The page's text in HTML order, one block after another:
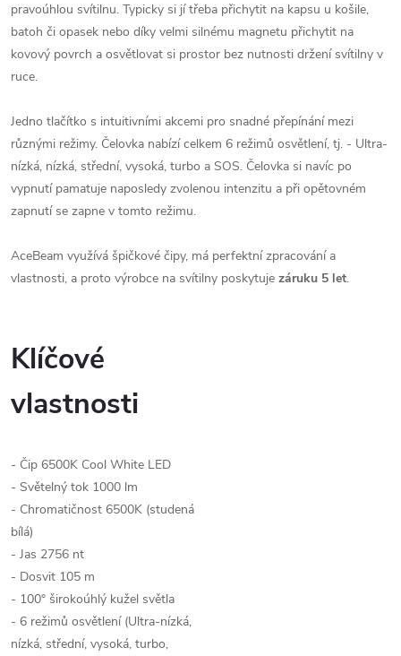
pravoúhlou svítilnu. Typicky si jí třeba přichytit na kapsu u košile,
batoh či opasek nebo díky velmi silnému magnetu přichytit na
kovový povrch a osvětlovat si prostor bez nutnosti držení svítilny v
ruce.
Jedno tlačítko s intuitivními akcemi pro snadné přepínání mezi
různými režimy. Čelovka nabízí celkem 6 režimů osvětlení, tj. - Ultra-
nízká, nízká, střední, vysoká, turbo a SOS. Čelovka si navíc po
vypnutí pamatuje naposledy zvolenou intenzitu a při opětovném
zapnutí se zapne v tomto režimu.
AceBeam využívá špičkové čipy, má perfektní zpracování a
vlastnosti, a proto výrobce na svítilny poskytuje záruku 5 let.
Klíčové
vlastnosti
- Čip 6500K Cool White LED
- Světelný tok 1000 lm
- Chromatičnost 6500K (studená
bílá)
- Jas 2756 nt
- Dosvit 105 m
- 100° širokoúhlý kužel světla
- 6 režimů osvětlení (Ultra-nízká,
nízká, střední, vysoká, turbo,